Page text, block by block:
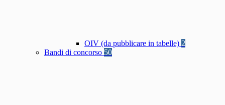
OIV (da pubblicare in tabelle) 2
Bandi di concorso 50